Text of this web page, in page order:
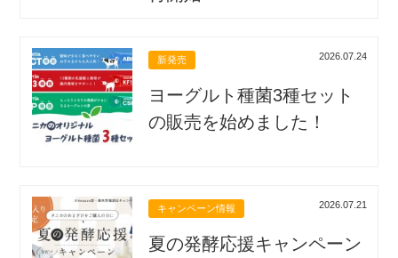
新発売 2026.07.24
ヨーグルト種菌3種セット
の販売を始めました！
キャンペーン情報 2026.07.21
夏の発酵応援キャンペーン